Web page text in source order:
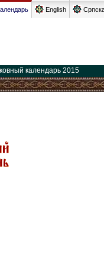
English
календарь 2015